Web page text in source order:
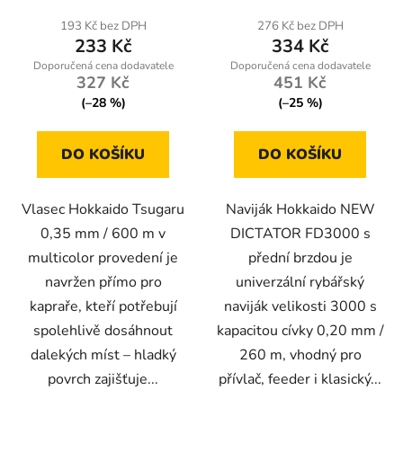
193 Kč bez DPH
233 Kč
327 Kč
(–28 %)
DO KOŠÍKU
Vlasec Hokkaido Tsugaru
0,35 mm / 600 m v
multicolor provedení je
navržen přímo pro
kapraře, kteří potřebují
spolehlivě dosáhnout
dalekých míst – hladký
povrch zajišťuje...
276 Kč bez DPH
334 Kč
451 Kč
(–25 %)
DO KOŠÍKU
Naviják Hokkaido NEW
DICTATOR FD3000 s
přední brzdou je
univerzální rybářský
naviják velikosti 3000 s
kapacitou cívky 0,20 mm /
260 m, vhodný pro
přívlač, feeder i klasický...